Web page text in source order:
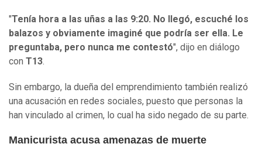
"Tenía hora a las uñas a las 9:20. No llegó, escuché los
balazos y obviamente imaginé que podría ser ella. Le
preguntaba, pero nunca me contestó", dijo en diálogo
con T13.
Sin embargo, la dueña del emprendimiento también realizó
una acusación en redes sociales, puesto que personas la
han vinculado al crimen, lo cual ha sido negado de su parte.
Manicurista acusa amenazas de muerte